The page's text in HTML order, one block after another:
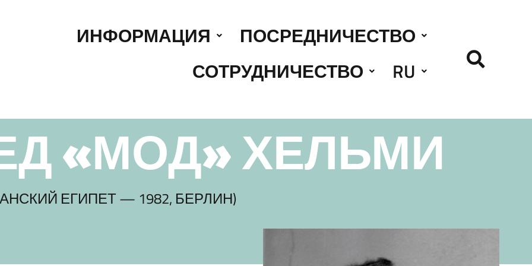
ИНФОРМАЦИЯ
ПОСРЕДНИЧЕСТВО
СОТРУДНИЧЕСТВО
RU
«МОД» ХЕЛЬМИ
ЕГИПЕТ — 1982, БЕРЛИН)